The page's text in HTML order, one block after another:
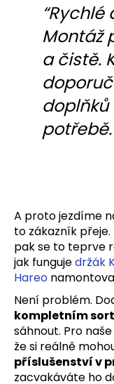
Montáž
a čistě.
A proto jezdíme
to zákazník
pak se to teprve
jak fungujedržák
Hareo
Není problém.
kompletním
sáhnout. Pro
že si reálně
příslušenství v
zacvakáváte ho